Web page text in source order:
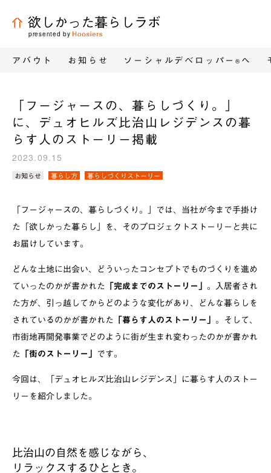
欲しかった暮らしラボ
presented by
アバウト お知らせ ソーシャルデベロッパー® へ
「フージャースの、暮らしづくり。」
に、デュオヒルズ比治山レジデンスの暮
らす人のストーリー掲載
2023.09.15
カ
リ
／
タ
お知らせ 暮らし方 暮らしづくりストーリー
「フージャースの、暮らしづくり。」では、当社が今まで手掛け
た「欲しかった暮らし」を、そのプロジェクトストーリーと共に
お届けしています。
どんな土地に出会い、どういったコンセプトでものづくりを進め
ていったのかが書かれた 「完成までのストーリー」 。入居者され
た方が、引っ越してからどのような変化があり、どんな暮らしを
されているのかが書かれた 「暮らす人のストーリー」 。そして、
市街地再開発事業でどのように街が生まれ変わったのかが書かれ
た 「街のストーリー」 です。
今回は、「デュオヒルズ比治山レジデンス」に暮らす人のストー
リーを紹介しました。
比治山の自然を感じながら、
リラックスするひととき。